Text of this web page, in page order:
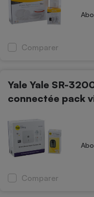
Comparer
Yale Yale SR-
connectée pack
Comparer